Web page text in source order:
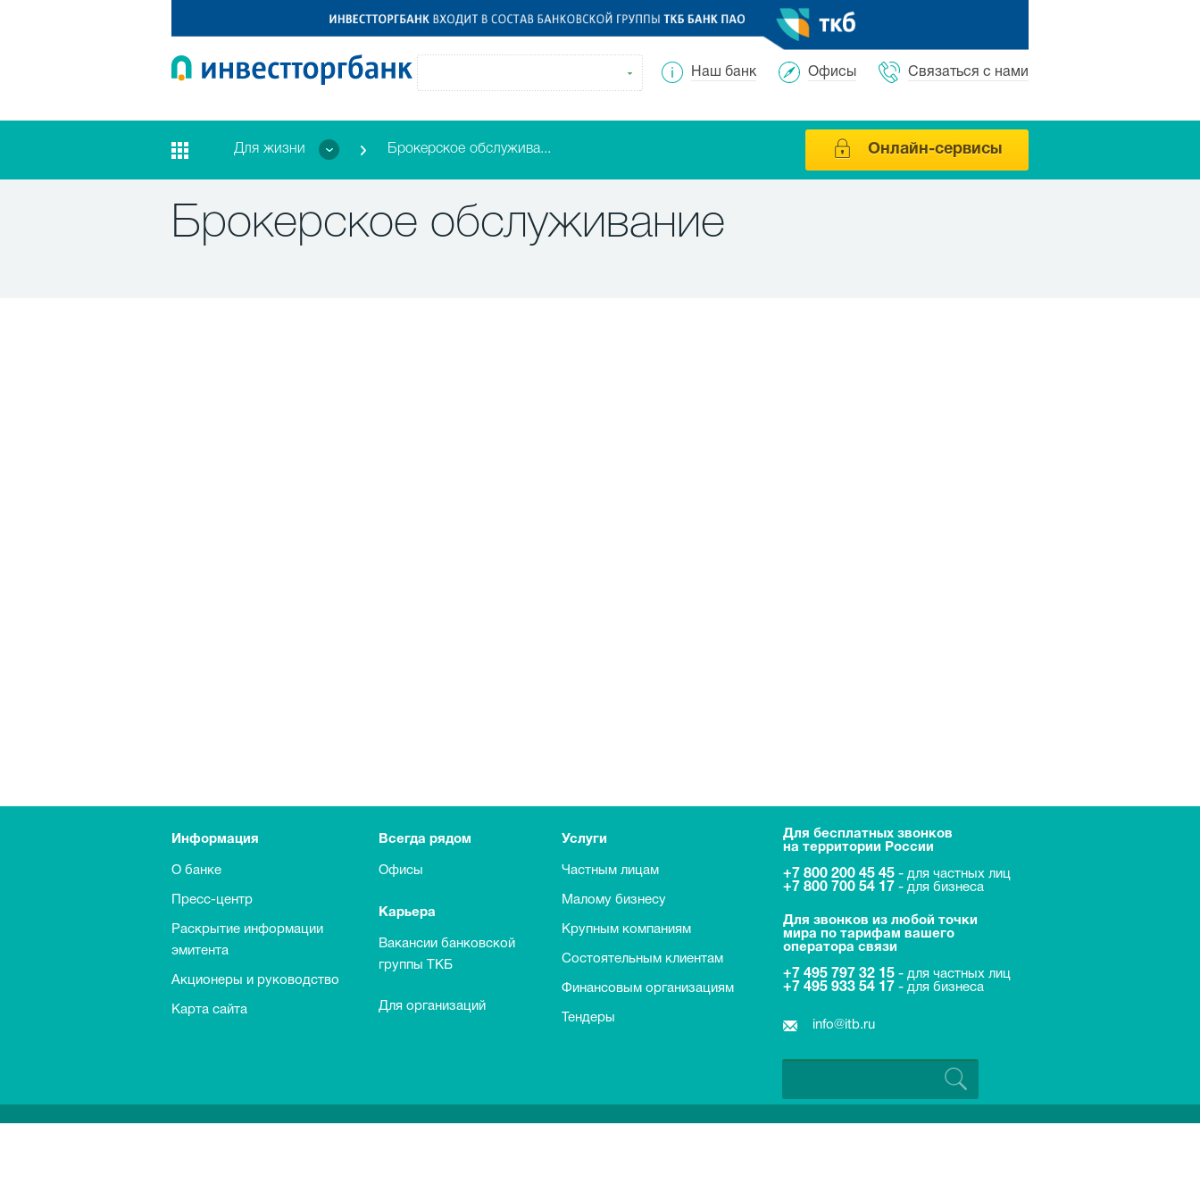
Наш банк Офисы Связаться с нами
Для жизни Брокерское обслужива... Онлайн-сервисы
Брокерское обслуживание
Информация
О банке
Пресс-центр
Раскрытие информации
эмитента
Акционеры и руководство
Карта сайта
Всегда рядом
Офисы
Карьера
Вакансии банковской
группы ТКБ
Для организаций
Услуги
Частным лицам
Малому бизнесу
Крупным компаниям
Состоятельным клиентам
Финансовым организациям
Тендеры
Для бесплатных звонков
на территории России
+7 800 200 45 45 - для частных лиц
+7 800 700 54 17 - для бизнеса
Для звонков из любой точки
мира по тарифам вашего
оператора связи
+7 495 797 32 15 - для частных лиц
+7 495 933 54 17 - для бизнеса
info@itb.ru